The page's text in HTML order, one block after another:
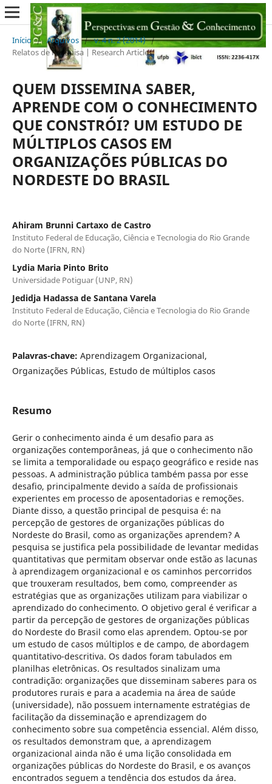
Início / Arquivos / v. 4 n. 2 (2014) /
Relatos de Pesquisa | Research Articles
QUEM DISSEMINA SABER,
APRENDE COM O CONHECIMENTO
QUE CONSTRÓI? UM ESTUDO DE
MÚLTIPLOS CASOS EM
ORGANIZAÇÕES PÚBLICAS DO
NORDESTE DO BRASIL
Ahiram Brunni Cartaxo de Castro
Instituto Federal de Educação, Ciência e Tecnologia do Rio Grande
do Norte (IFRN, RN)
Lydia Maria Pinto Brito
Universidade Potiguar (UNP, RN)
Jedidja Hadassa de Santana Varela
Instituto Federal de Educação, Ciência e Tecnologia do Rio Grande
do Norte (IFRN, RN)
Palavras-chave: Aprendizagem Organizacional,
Organizações Públicas, Estudo de múltiplos casos
Resumo
Gerir o conhecimento ainda é um desafio para as
organizações contemporâneas, já que o conhecimento não
se limita a temporalidade ou espaço geográfico e reside nas
pessoas. A administração pública também passa por esse
desafio, principalmente devido a saída de profissionais
experientes em processo de aposentadorias e remoções.
Diante disso, a questão principal de pesquisa é: na
percepção de gestores de organizações públicas do
Nordeste do Brasil, como as organizações aprendem? A
pesquisa se justifica pela possibilidade de levantar medidas
quantitativas que permitam observar onde estão as lacunas
à aprendizagem organizacional e os caminhos percorridos
que trouxeram resultados, bem como, compreender as
estratégias que as organizações utilizam para viabilizar o
aprendizado do conhecimento. O objetivo geral é verificar a
partir da percepção de gestores de organizações públicas
do Nordeste do Brasil como elas aprendem. Optou-se por
um estudo de casos múltiplos e de campo, de abordagem
quantitativo-descritiva. Os dados foram tabulados em
planilhas eletrônicas. Os resultados sinalizam uma
contradição: organizações que disseminam saberes para os
produtores rurais e para a academia na área de saúde
(universidade), não possuem internamente estratégias de
facilitação da disseminação e aprendizagem do
conhecimento sobre sua competência essencial. Além disso,
os resultados demonstram que, a aprendizagem
organizacional ainda não é uma lição consolidada em
organizações públicas do Nordeste do Brasil, e os avanços
encontrados seguem a tendência dos estudos da área.